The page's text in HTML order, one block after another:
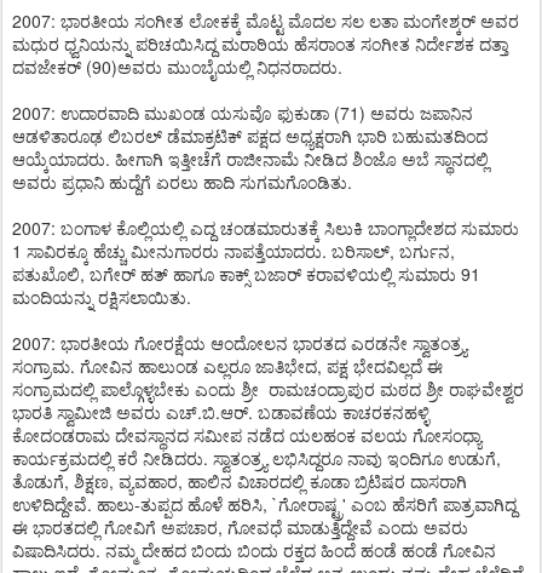
2007: ಭಾರತೀಯ ಸಂಗೀತ ಲೋಕಕ್ಕೆ ಮೊಟ್ಟ ಮೊದಲ ಸಲ ಲತಾ ಮಂಗೇಶ್ಕರ್ ಅವರ
ಮಧುರ ಧ್ವನಿಯನ್ನು ಪರಿಚಯಿಸಿದ್ದ ಮರಾಠಿಯ ಹೆಸರಾಂತ ಸಂಗೀತ ನಿರ್ದೇಶಕ ದತ್ತಾ
ದವಜೇಕರ್ (90)ಅವರು ಮುಂಬೈಯಲ್ಲಿ ನಿಧನರಾದರು.
2007: ಉದಾರವಾದಿ ಮುಖಂಡ ಯಸುವೊ ಫುಕುಡಾ (71) ಅವರು ಜಪಾನಿನ
ಆಡಳಿತಾರೂಢ ಲಿಬರಲ್ ಡೆಮಾಕ್ರಟಿಕ್ ಪಕ್ಷದ ಅಧ್ಯಕ್ಷರಾಗಿ ಭಾರಿ ಬಹುಮತದಿಂದ
ಆಯ್ಕೆಯಾದರು. ಹೀಗಾಗಿ ಇತ್ತೀಚೆಗೆ ರಾಜೀನಾಮೆ ನೀಡಿದ ಶಿಂಜೊ ಅಬೆ ಸ್ಥಾನದಲ್ಲಿ
ಅವರು ಪ್ರಧಾನಿ ಹುದ್ದೆಗೆ ಏರಲು ಹಾದಿ ಸುಗಮಗೊಂಡಿತು.
2007: ಬಂಗಾಳ ಕೊಲ್ಲಿಯಲ್ಲಿ ಎದ್ದ ಚಂಡಮಾರುತಕ್ಕೆ ಸಿಲುಕಿ ಬಾಂಗ್ಲಾದೇಶದ ಸುಮಾರು
1 ಸಾವಿರಕ್ಕೂ ಹೆಚ್ಚು ಮೀನುಗಾರರು ನಾಪತ್ತೆಯಾದರು. ಬರಿಸಾಲ್, ಬರ್ಗುನ,
ಪತುಖೊಲಿ, ಬಗೇರ್ ಹತ್ ಹಾಗೂ ಕಾಕ್ಸ್ ಬಜಾರ್ ಕರಾವಳಿಯಲ್ಲಿ ಸುಮಾರು 91
ಮಂದಿಯನ್ನು ರಕ್ಷಿಸಲಾಯಿತು.
2007: ಭಾರತೀಯ ಗೋರಕ್ಷೆಯ ಆಂದೋಲನ ಭಾರತದ ಎರಡನೇ ಸ್ವಾತಂತ್ರ್ಯ
ಸಂಗ್ರಾಮ. ಗೋವಿನ ಹಾಲುಂಡ ಎಲ್ಲರೂ ಜಾತಿಭೇದ, ಪಕ್ಷ ಭೇದವಿಲ್ಲದೆ ಈ
ಸಂಗ್ರಾಮದಲ್ಲಿ ಪಾಲ್ಗೊಳ್ಳಬೇಕು ಎಂದು ಶ್ರೀ ರಾಮಚಂದ್ರಾಪುರ ಮಠದ ಶ್ರೀ ರಾಘವೇಶ್ವರ
ಭಾರತಿ ಸ್ವಾಮೀಜಿ ಅವರು ಎಚ್.ಬಿ.ಆರ್. ಬಡಾವಣೆಯ ಕಾಚರಕನಹಳ್ಳಿ
ಕೋದಂಡರಾಮ ದೇವಸ್ಥಾನದ ಸಮೀಪ ನಡೆದ ಯಲಹಂಕ ವಲಯ ಗೋಸಂಧ್ಯಾ
ಕಾರ್ಯಕ್ರಮದಲ್ಲಿ ಕರೆ ನೀಡಿದರು. ಸ್ವಾತಂತ್ರ್ಯ ಲಭಿಸಿದ್ದರೂ ನಾವು ಇಂದಿಗೂ ಉಡುಗೆ,
ತೊಡುಗೆ, ಶಿಕ್ಷಣ, ವ್ಯವಹಾರ, ಹಾಲಿನ ವಿಚಾರದಲ್ಲಿ ಕೂಡಾ ಬ್ರಿಟಿಷರ ದಾಸರಾಗಿ
ಉಳಿದಿದ್ದೇವೆ. ಹಾಲು-ತುಪ್ಪದ ಹೊಳೆ ಹರಿಸಿ, `ಗೋರಾಷ್ಟ್ರ' ಎಂಬ ಹೆಸರಿಗೆ ಪಾತ್ರವಾಗಿದ್ದ
ಈ ಭಾರತದಲ್ಲಿ ಗೋವಿಗೆ ಅಪಚಾರ, ಗೋವಧೆ ಮಾಡುತ್ತಿದ್ದೇವೆ ಎಂದು ಅವರು
ವಿಷಾದಿಸಿದರು. ನಮ್ಮ ದೇಹದ ಬಿಂದು ಬಿಂದು ರಕ್ತದ ಹಿಂದೆ ಹಂಡೆ ಹಂಡೆ ಗೋವಿನ